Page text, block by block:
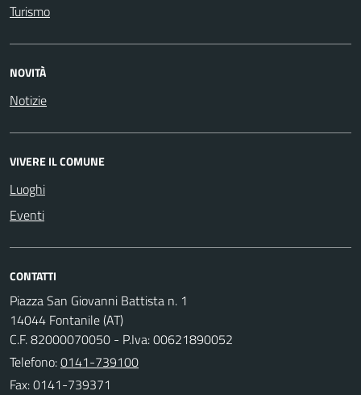
Turismo
NOVITÀ
Notizie
VIVERE IL COMUNE
Luoghi
Eventi
CONTATTI
Piazza San Giovanni Battista n. 1
14044 Fontanile (AT)
C.F. 82000070050 - P.Iva: 00621890052
Telefono:0141-739100
Fax: 0141-739371